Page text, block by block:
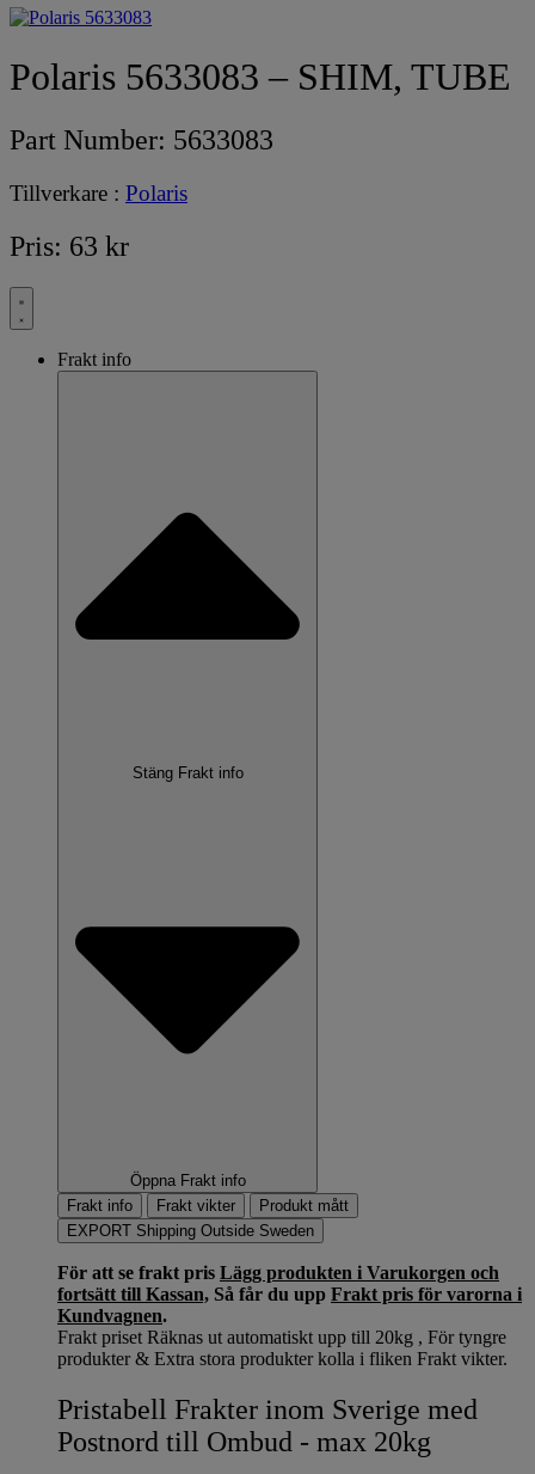
Polaris 5633083 – SHIM, TUBE
Part Number: 5633083
Tillverkare : Polaris
Pris: 63 kr
Frakt info
Stäng Frakt info
Öppna Frakt info
Frakt info
Frakt vikter
Produkt mått
EXPORT Shipping Outside Sweden
För att se frakt pris Lägg produkten i Varukorgen och
fortsätt till Kassan, Så får du upp Frakt pris för varorna i
Kundvagnen.
Frakt priset Räknas ut automatiskt upp till 20kg , För tyngre
produkter & Extra stora produkter kolla i fliken Frakt vikter.
Pristabell Frakter inom Sverige med
Postnord till Ombud - max 20kg